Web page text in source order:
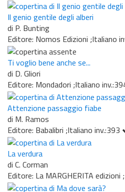
Il genio gentile degli alberi
di P. Bunting
Editore: Nomos Edizioni ;Italiano
Ti voglio bene anche se...
di D. Gliori
Editore: Mondadori ;Italiano
Attenzione passaggio fiabe
di M. Ramos
Editore: Babalibri ;Italiano inv.:393
La verdura
di C. Corman
Editore: La MARGHERITA edizioni